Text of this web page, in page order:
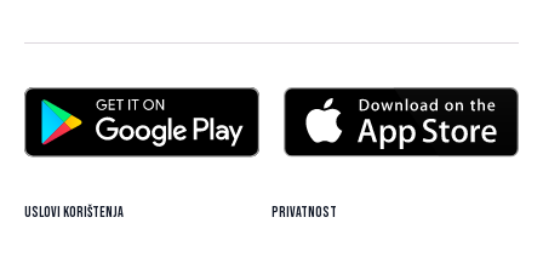
Uslovi korištenja Privatnost